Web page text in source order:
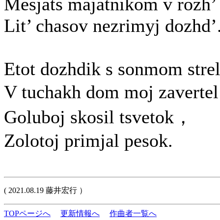
Lit’ chasov nezrimyj
Etot dozhdik s sonmom strel
V tuchakh dom moj
Goluboj skosil tsvetok，
Zolotoj primjal pesok.
( 2021.08.19 藤井宏行 ）
TOPページへ 更新情報へ 作曲者一覧へ